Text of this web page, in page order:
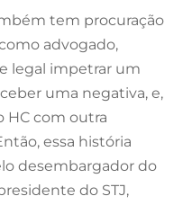
tem procuração
advogado,
legal impetrar um
uma negativa, e,
HC com outra
essa história
desembargador do
do STJ,